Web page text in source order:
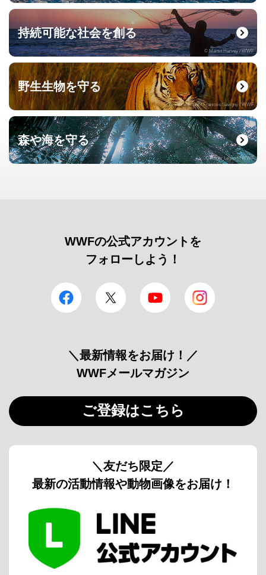
持続可能な社会を創る
© Martin Harvey / WWF
野生生物を守る
© naturepl.com / Francois Savigny / WWF
森や海を守る
© Roger Leguen / WWF
WWFの公式アカウントを
フォローしよう！
facebook Twitter YouTube
＼最新情報をお届け！／
WWFメールマガジン
ご登録はこちら
＼友だち限定／
最新の活動情報や動物画像をお届け！